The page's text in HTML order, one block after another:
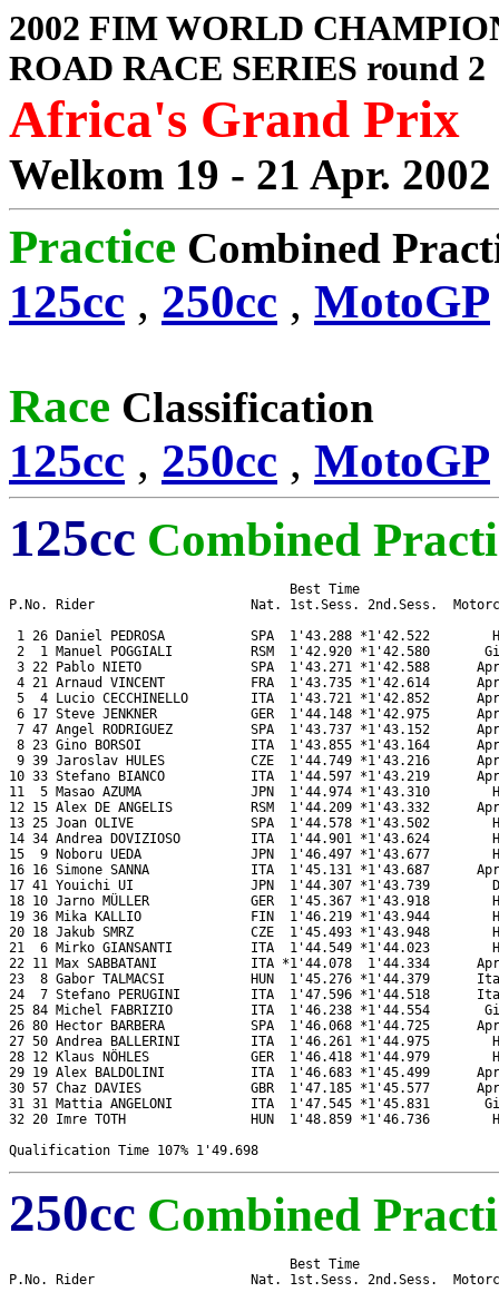
2002 FIM WORLD
ROAD RACE SERIES round 2
Africa's Grand Prix
Welkom 19 - 21 Apr. 2002
Practice Combined
125cc , 250cc , MotoGP
Race Classification
125cc , 250cc , MotoGP
125cc Combined
                                    Best Time
P.No. Rider                    Nat. 1st.Sess. 2nd.Sess.
1 26 Daniel PEDROSA           SPA  1'43.288 *1'42.522
2  1 Manuel POGGIALI          RSM  1'42.920 *1'42.580
3 22 Pablo NIETO              SPA  1'43.271 *1'42.588
4 21 Arnaud VINCENT           FRA  1'43.735 *1'42.614
5  4 Lucio CECCHINELLO        ITA  1'43.721 *1'42.852
6 17 Steve JENKNER            GER  1'44.148 *1'42.975
7 47 Angel RODRIGUEZ          SPA  1'43.737 *1'43.152
8 23 Gino BORSOI              ITA  1'43.855 *1'43.164
9 39 Jaroslav HULES           CZE  1'44.749 *1'43.216
10 33 Stefano BIANCO           ITA  1'44.597 *1'43.219
11  5 Masao AZUMA              JPN  1'44.974 *1'43.310
12 15 Alex DE ANGELIS          RSM  1'44.209 *1'43.332
13 25 Joan OLIVE               SPA  1'44.578 *1'43.502
14 34 Andrea DOVIZIOSO         ITA  1'44.901 *1'43.624
15  9 Noboru UEDA              JPN  1'46.497 *1'43.677
16 16 Simone SANNA             ITA  1'45.131 *1'43.687
17 41 Youichi UI               JPN  1'44.307 *1'43.739
18 10 Jarno MÜLLER             GER  1'45.367 *1'43.918
19 36 Mika KALLIO              FIN  1'46.219 *1'43.944
20 18 Jakub SMRZ               CZE  1'45.493 *1'43.948
21  6 Mirko GIANSANTI          ITA  1'44.549 *1'44.023
22 11 Max SABBATANI            ITA *1'44.078  1'44.334
23  8 Gabor TALMACSI           HUN  1'45.276 *1'44.379
24  7 Stefano PERUGINI         ITA  1'47.596 *1'44.518
25 84 Michel FABRIZIO          ITA  1'46.238 *1'44.554
26 80 Hector BARBERA           SPA  1'46.068 *1'44.725
27 50 Andrea BALLERINI         ITA  1'46.261 *1'44.975
28 12 Klaus NÖHLES             GER  1'46.418 *1'44.979
29 19 Alex BALDOLINI           ITA  1'46.683 *1'45.499
30 57 Chaz DAVIES              GBR  1'47.185 *1'45.577
31 31 Mattia ANGELONI          ITA  1'47.545 *1'45.831
32 20 Imre TOTH                HUN  1'48.859 *1'46.736
250cc Combined
                                    Best Time
P.No. Rider                    Nat. 1st.Sess. 2nd.Sess.